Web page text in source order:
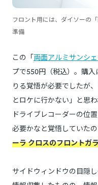
フロント用には、ダイソーの
準備
この「両面アルミサンシェ
プで550円（税込）。購
りる覚悟が必要でしたが
とロケに行かない」と思
ドライブレコーダーの位
必要かなと覚悟していたの
ーラ クロスのフロントガ
サイドウィンドウの目隠